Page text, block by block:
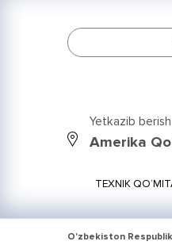
Yetkazib berish
Amerika
TEXNIK
O'zbekiston